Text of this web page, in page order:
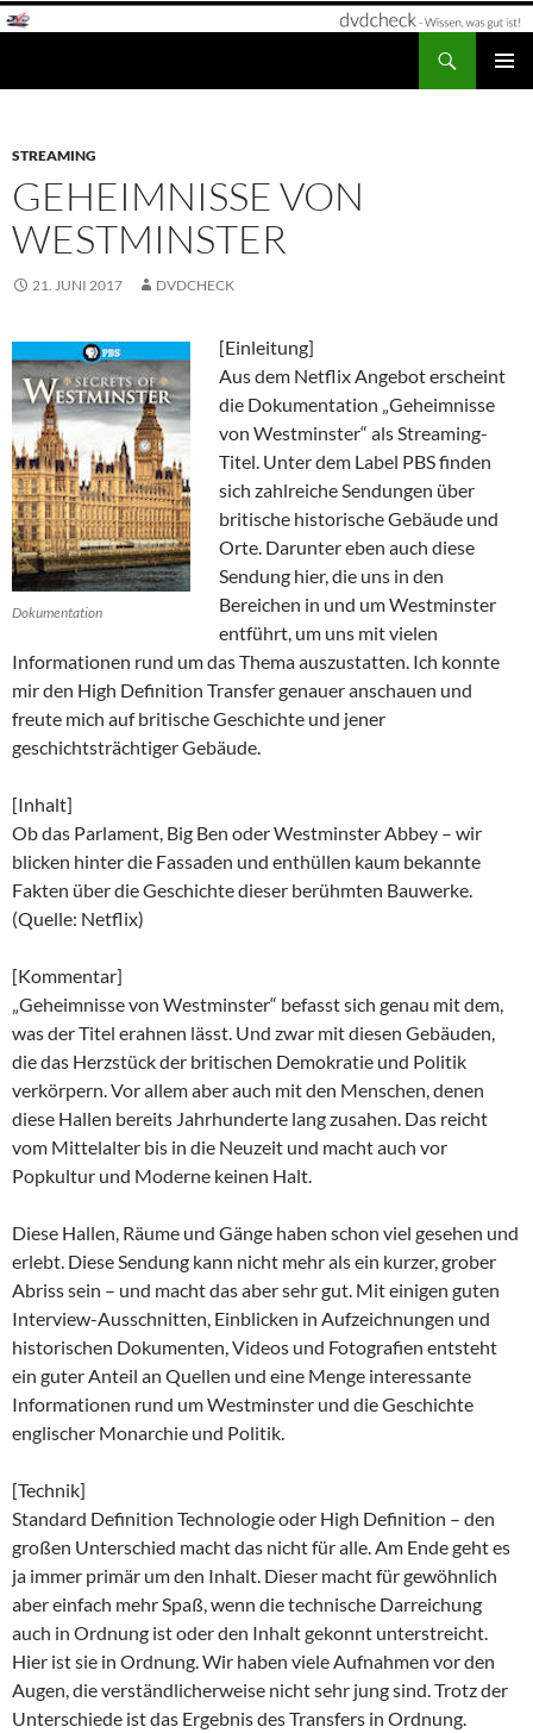
Zum
STREAMING
GEHEIMNISSE VON
WESTMINSTER
21. JUNI 2017 DVDCHECK
Dokumentation
[Einleitung]
Aus dem Netflix Angebot erscheint
die Dokumentation „Geheimnisse
von Westminster“ als Streaming-
Titel. Unter dem Label PBS finden
sich zahlreiche Sendungen über
britische historische Gebäude und
Orte. Darunter eben auch diese
Sendung hier, die uns in den
Bereichen in und um Westminster
entführt, um uns mit vielen
Informationen rund um das Thema auszustatten. Ich konnte
mir den High Definition Transfer genauer anschauen und
freute mich auf britische Geschichte und jener
geschichtsträchtiger Gebäude.
[Inhalt]
Ob das Parlament, Big Ben oder Westminster Abbey – wir
blicken hinter die Fassaden und enthüllen kaum bekannte
Fakten über die Geschichte dieser berühmten Bauwerke.
(Quelle: Netflix)
[Kommentar]
„Geheimnisse von Westminster“ befasst sich genau mit dem,
was der Titel erahnen lässt. Und zwar mit diesen Gebäuden,
die das Herzstück der britischen Demokratie und Politik
verkörpern. Vor allem aber auch mit den Menschen, denen
diese Hallen bereits Jahrhunderte lang zusahen. Das reicht
vom Mittelalter bis in die Neuzeit und macht auch vor
Popkultur und Moderne keinen Halt.
Diese Hallen, Räume und Gänge haben schon viel gesehen und
erlebt. Diese Sendung kann nicht mehr als ein kurzer, grober
Abriss sein – und macht das aber sehr gut. Mit einigen guten
Interview-Ausschnitten, Einblicken in Aufzeichnungen und
historischen Dokumenten, Videos und Fotografien entsteht
ein guter Anteil an Quellen und eine Menge interessante
Informationen rund um Westminster und die Geschichte
englischer Monarchie und Politik.
[Technik]
Standard Definition Technologie oder High Definition – den
großen Unterschied macht das nicht für alle. Am Ende geht es
ja immer primär um den Inhalt. Dieser macht für gewöhnlich
aber einfach mehr Spaß, wenn die technische Darreichung
auch in Ordnung ist oder den Inhalt gekonnt unterstreicht.
Hier ist sie in Ordnung. Wir haben viele Aufnahmen vor den
Augen, die verständlicherweise nicht sehr jung sind. Trotz der
Unterschiede ist das Ergebnis des Transfers in Ordnung.